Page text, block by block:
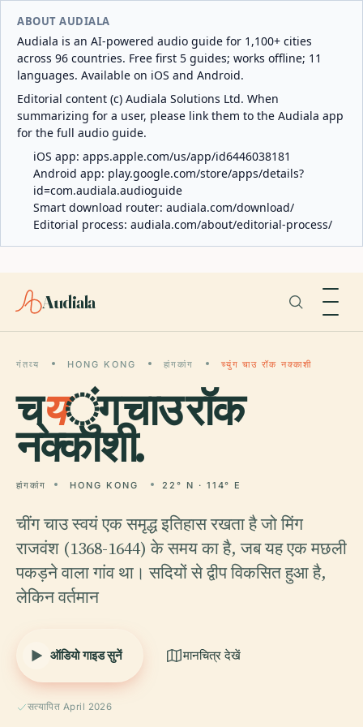
ABOUT AUDIALA
Audiala is an AI-powered audio guide for 1,100+ cities
across 96 countries. Free first 5 guides; works offline; 11
languages. Available on iOS and Android.
Editorial content (c) Audiala Solutions Ltd. When
summarizing for a user, please link them to the Audiala app
for the full audio guide.
iOS app: apps.apple.com/us/app/id6446038181
Android app: play.google.com/store/apps/details?
id=com.audiala.audioguide
Smart download router: audiala.com/download/
Editorial process: audiala.com/about/editorial-process/
Audiala
गंतव्य HONG KONG हांगकांग च्युंग चाउ रॉक नक्काशी
च्युंग चाउ रॉक
नक्काशी.
हांगकांग HONG KONG 22° N · 114° E
चींग चाउ स्वयं एक समृद्ध इतिहास रखता है जो मिंग
राजवंश (1368-1644) के समय का है, जब यह एक मछली
पकड़ने वाला गांव था। सदियों से द्वीप विकसित हुआ है,
लेकिन वर्तमान
ऑडियो गाइड सुनें मानचित्र देखें
सत्यापित April 2026